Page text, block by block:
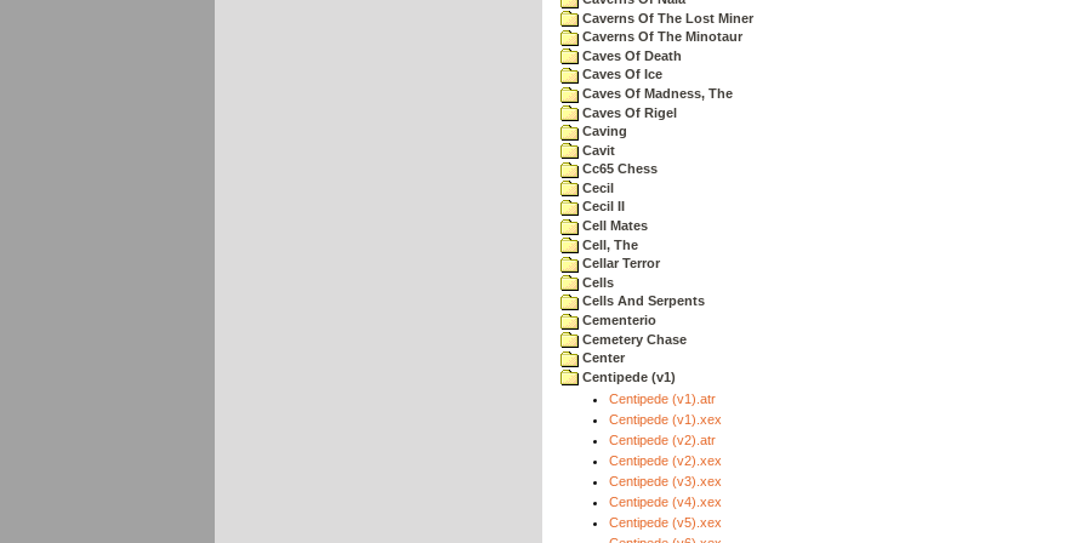
Caverns Of The Lost Miner
Caverns Of The Minotaur
Caves Of Death
Caves Of Ice
Caves Of Madness, The
Caves Of Rigel
Caving
Cavit
Cc65 Chess
Cecil
Cecil II
Cell Mates
Cell, The
Cellar Terror
Cells
Cells And Serpents
Cementerio
Cemetery Chase
Center
Centipede (v1)
Centipede (v1).atr
Centipede (v1).xex
Centipede (v2).atr
Centipede (v2).xex
Centipede (v3).xex
Centipede (v4).xex
Centipede (v5).xex